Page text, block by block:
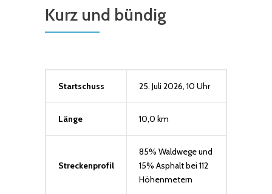
Kurz und bündig
Startschuss 25. Juli 2026, 10 Uhr
Länge 10,0 km
Streckenprofil
85% Waldwege und
15% Asphalt bei 112
Höhenmetern